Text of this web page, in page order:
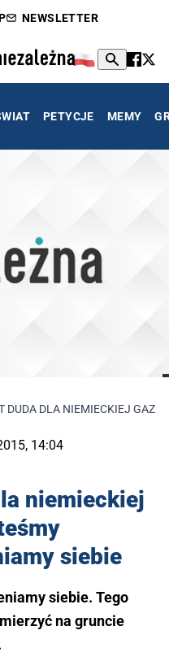
NEWSLETTER
PETYCJE MEMY
DUDA DLA NIEMIECKIEJ
14:04
niemieckiej
siebie
siebie. Tego
na gruncie